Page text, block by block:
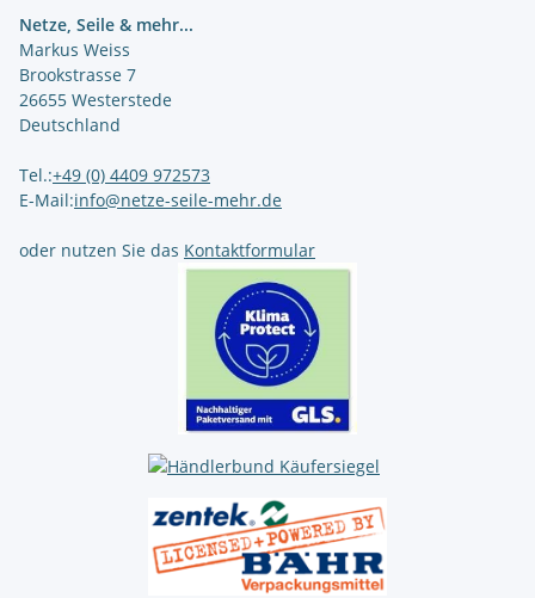
Netze, Seile & mehr...
Markus Weiss
Brookstrasse 7
26655 Westerstede
Deutschland
Tel.:+49 (0) 4409 972573
E-Mail:info@netze-seile-mehr.de
oder nutzen Sie das Kontaktformular